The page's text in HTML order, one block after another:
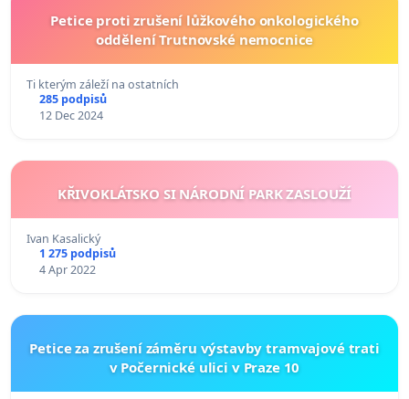
Petice proti zrušení lůžkového onkologického
oddělení Trutnovské nemocnice
Ti kterým záleží na ostatních
285 podpisů
12 Dec 2024
KŘIVOKLÁTSKO SI NÁRODNÍ PARK ZASLOUŽÍ
Ivan Kasalický
1 275 podpisů
4 Apr 2022
Petice za zrušení záměru výstavby tramvajové trati
v Počernické ulici v Praze 10